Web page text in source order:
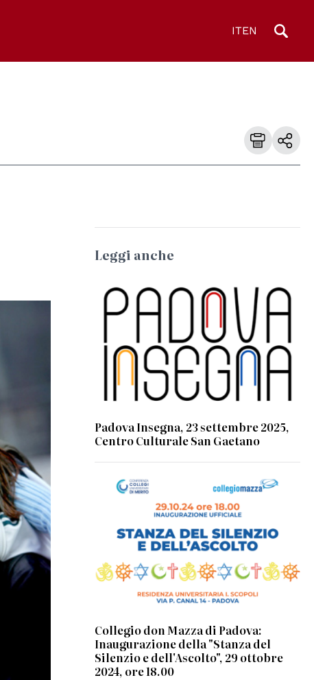
ITEN
Leggi anche
Padova Insegna, 23 settembre 2025,
Centro Culturale San Gaetano
Collegio don Mazza di Padova:
Inaugurazione della "Stanza del
Silenzio e dell'Ascolto", 29 ottobre
2024, ore 18.00